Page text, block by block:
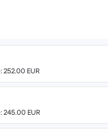
252.00 EUR
245.00 EUR